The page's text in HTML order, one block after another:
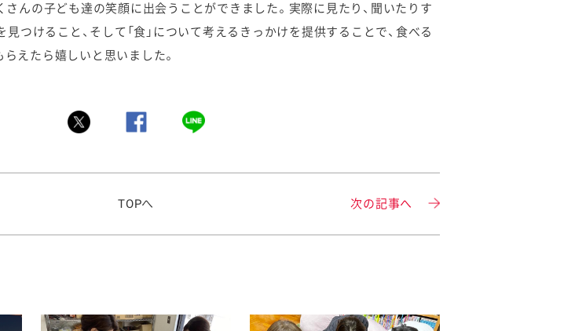
さんの子ども達の笑顔に出会うことができました。実際に見たり、聞いたりす
見つけること、そして「食」について考えるきっかけを提供することで、食べる
えたら嬉しいと思いました。
TOPへ 次の記事へ